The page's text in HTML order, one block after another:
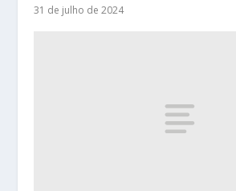
31 de julho de 2024